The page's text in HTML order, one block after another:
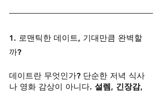
1. 로맨틱한 데이트, 기대만큼 완벽할
까?
데이트란 무엇인가? 단순한 저녁 식사
나 영화 감상이 아니다. 설렘, 긴장감,